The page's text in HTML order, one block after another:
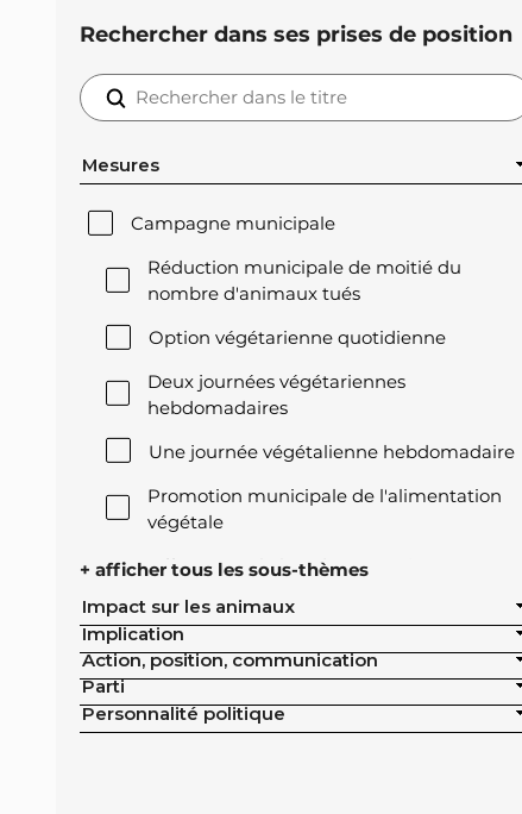
Rechercher dans ses prises de position
Mesures
Campagne municipale
Réduction municipale de moitié du
nombre d'animaux tués
Option végétarienne quotidienne
Deux journées végétariennes
hebdomadaires
Une journée végétalienne hebdomadaire
Promotion municipale de l'alimentation
végétale
Offre végétale lors des réceptions
Exclusion de l'élevage intensif des achats
publics de la ville
Exclusion de la pisciculture des achats
publics de la ville
+ afficher tous les sous-thèmes
Impact sur les animaux
Implication
Action, position, communication
Parti
Personnalité politique